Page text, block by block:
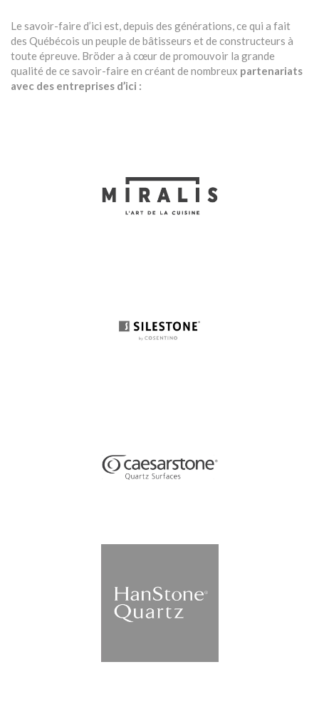
Le savoir-faire d’ici est, depuis des générations, ce qui a fait
des Québécois un peuple de bâtisseurs et de constructeurs à
toute épreuve. Bröder a à cœur de promouvoir la grande
qualité de ce savoir-faire en créant de nombreux partenariats
avec des entreprises d’ici :